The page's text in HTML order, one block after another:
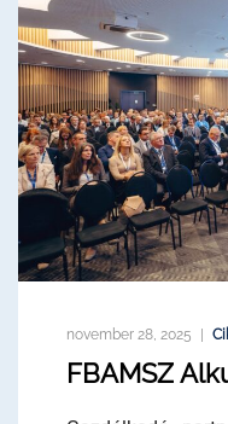
november 28, 2025
FBAMSZ